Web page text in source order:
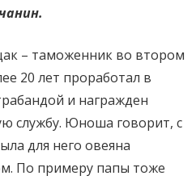
– таможенник во втором
20 лет проработал в
и награжден
службу. Юноша говорит, с
для него овеяна
По примеру папы тоже